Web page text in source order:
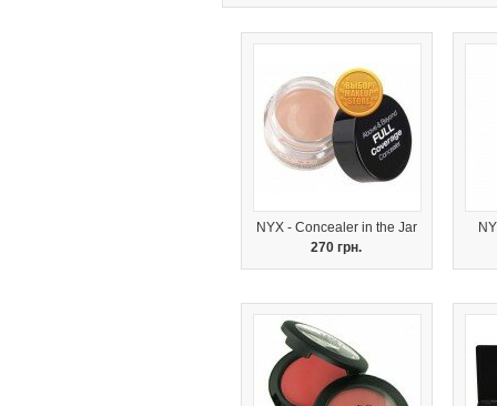
NYX - Concealer in the Jar
270 грн.